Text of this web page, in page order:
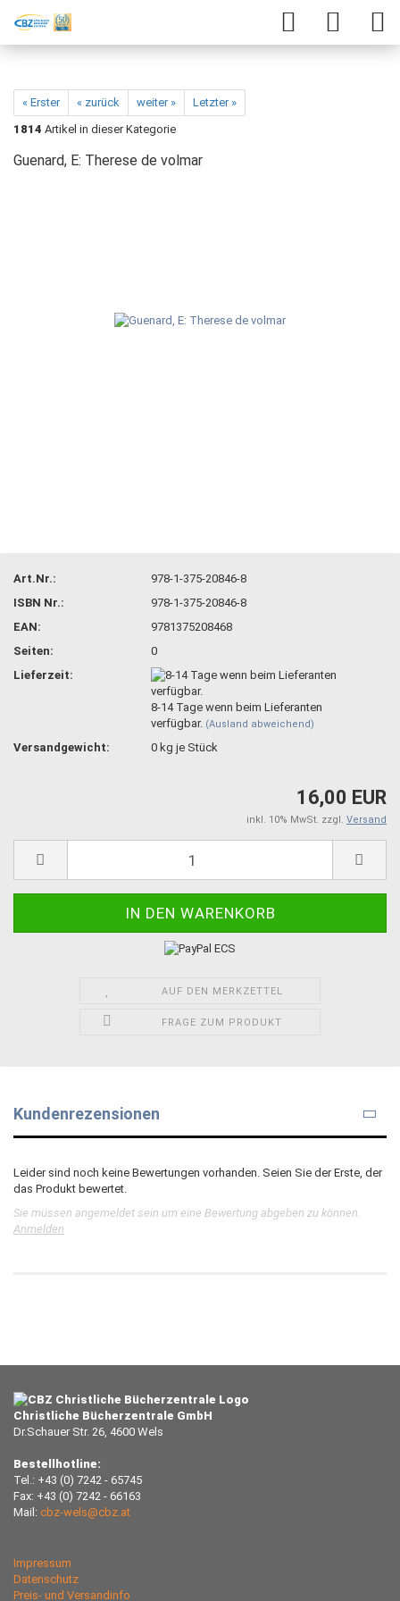
« Erster « zurück weiter »
Letzter »
1814 Artikel in dieser Kategorie
Guenard, E: Therese de volmar
Art.Nr.:
978-1-375-20846-8
ISBN Nr.:
978-1-375-20846-8
EAN:
9781375208468
Seiten:
0
Lieferzeit:
8-14 Tage wenn beim Lieferanten
verfügbar. (Ausland abweichend)
Versandgewicht: 0 kg je Stück
16,00 EUR
inkl. 10% MwSt. zzgl. Versand
AUF DEN MERKZETTEL
FRAGE ZUM PRODUKT
Kundenrezensionen
Leider sind noch keine Bewertungen vorhanden. Seien Sie der Erste, der
das Produkt bewertet.
Sie müssen angemeldet sein um eine Bewertung abgeben zu können.
Anmelden
Christliche Bücherzentrale GmbH
Dr.Schauer Str. 26, 4600 Wels
Bestellhotline:
Tel.: +43 (0) 7242 - 65745
Fax: +43 (0) 7242 - 66163
Mail: cbz-wels@cbz.at
Impressum
Datenschutz
Preis- und Versandinfo